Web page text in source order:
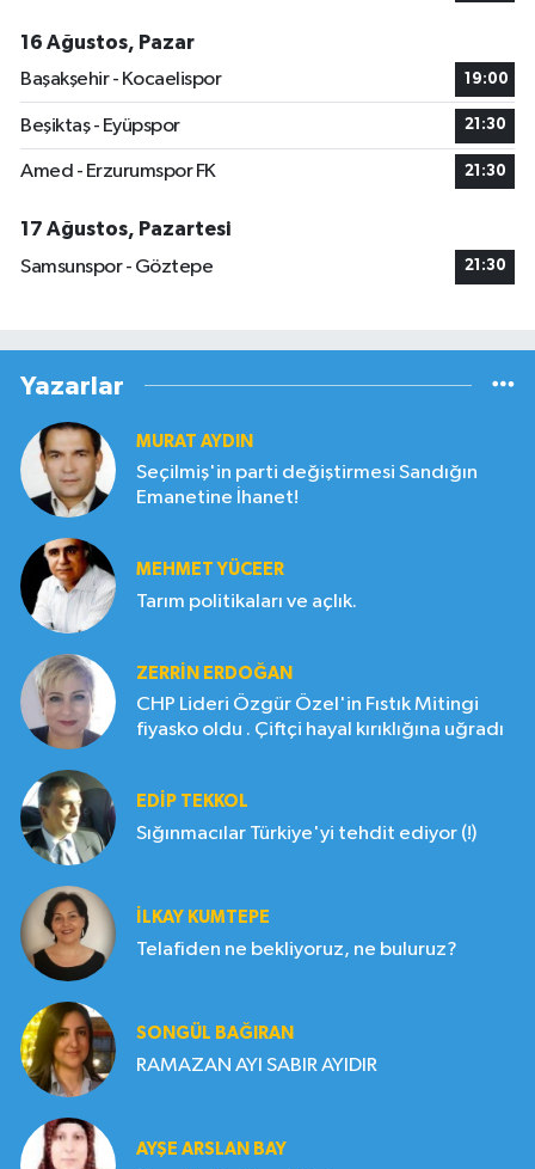
16 Ağustos, Pazar
Başakşehir - Kocaelispor
19:00
Beşiktaş - Eyüpspor 21:30
Amed - Erzurumspor FK 21:30
17 Ağustos, Pazartesi
Samsunspor - Göztepe
21:30
Yazarlar
MURAT AYDIN
Seçilmiş'in parti değiştirmesi Sandığın
Emanetine İhanet!
MEHMET YÜCEER
Tarım politikaları ve açlık.
ZERRIN ERDOĞAN
CHP Lideri Özgür Özel'in Fıstık Mitingi
fiyasko oldu . Çiftçi hayal kırıklığına uğradı
EDIP TEKKOL
Sığınmacılar Türkiye'yi tehdit ediyor (!)
İLKAY KUMTEPE
Telafiden ne bekliyoruz, ne buluruz?
SONGÜL BAĞIRAN
RAMAZAN AYI SABIR AYIDIR
AYŞE ARSLAN BAY